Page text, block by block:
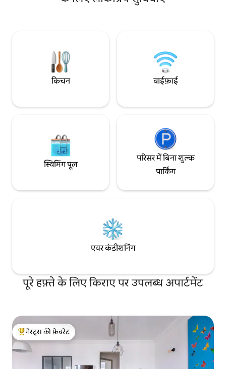
दीवारों के बीच रात बिता सकते हैं। यहाँ की सामग्री को
दुकानों की खोज करेंगे,
किचन वाईफ़ाई
स्विमिंग पूल
परिसर में बिना शुल्क
पार्किंग
एयर कंडीशनिंग
पूरे हफ़्ते के लिए किराए पर उपलब्ध अपार्टमेंट
गेस्ट्स का टॉप फ़ेवरेट
गेस्ट्स की फ़ेवरेट